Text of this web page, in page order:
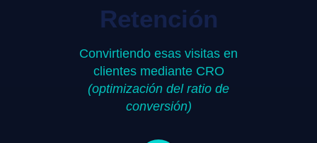
Retención
Convirtiendo esas visitas en
clientes mediante CRO
(optimización del ratio de
conversión)